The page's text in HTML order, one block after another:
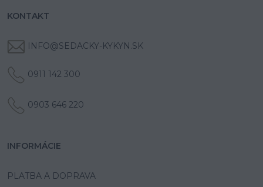
KONTAKT
INFO@SEDACKY-KYKYN.SK
0911 142 300
0903 646 220
INFORMÁCIE
PLATBA A DOPRAVA